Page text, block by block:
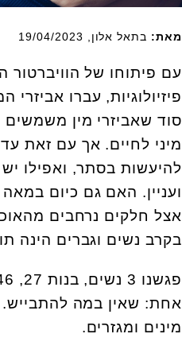
מאת: בתאל אלון
פיזיולוגיות, עברו
סוד שאביזרי מין משמשים
מיני לחיים. אך עם זאת
להיעשות בסתר, ואפילו
אצל חלקים נרחבים
בקרב נשים וגברים הינה
אחת: שאין במה להתבייש.
מינים ומגזרים.